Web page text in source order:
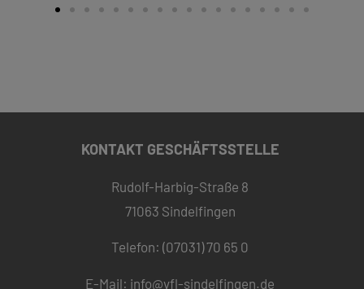
KONTAKT GESCHÄFTSSTELLE
Rudolf-Harbig-Straße 8
71063 Sindelfingen
Telefon: (07031) 70 65 0
E-Mail: info@vfl-sindelfingen.de